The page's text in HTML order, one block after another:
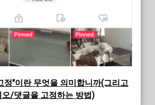
정"이란 무엇을 의미합니까(그리고
오/댓글을 고정하는 방법)